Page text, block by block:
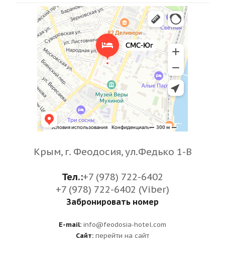
Крым, г. Феодосия, ул.Федько 1-В
Тел.:+7 (978) 722-6402
+7 (978) 722-6402 (Viber)
Забронировать номер
E-mail: info@feodosia-hotel.com
Сайт: перейти на сайт